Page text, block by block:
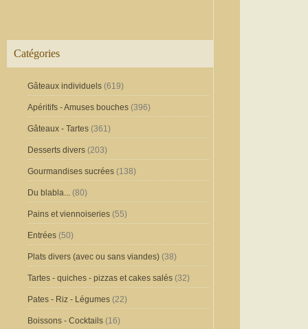
Catégories
Gâteaux individuels (619)
Apéritifs - Amuses bouches (396)
Gâteaux - Tartes (361)
Desserts divers (203)
Gourmandises sucrées (138)
Du blabla... (80)
Pains et viennoiseries (55)
Entrées (50)
Plats divers (avec ou sans viandes) (38)
Tartes - quiches - pizzas et cakes salés (32)
Pates - Riz - Légumes (22)
Boissons - Cocktails (16)